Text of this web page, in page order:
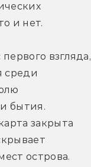
и нет.
взгляда,
среди
бытия.
закрыта
острова.